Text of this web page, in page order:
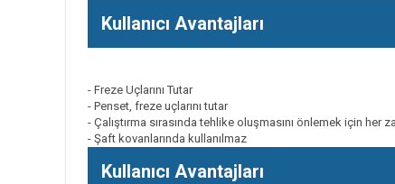
Kullanıcı Avantajları
- Freze Uçlarını Tutar
- Penset, freze uçlarını tutar
- Çalıştırma sırasında tehlike oluşmasını önlemek için her
- Şaft kovanlarında kullanılmaz
Kullanıcı Avantajları